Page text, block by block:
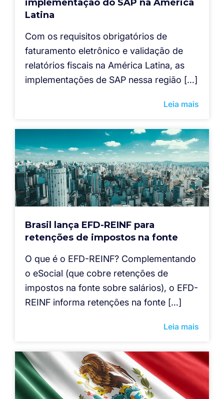
implementação do SAP na América
Latina
Com os requisitos obrigatórios de
faturamento eletrônico e validação de
relatórios fiscais na América Latina, as
implementações de SAP nessa região […]
Leia mais
Brasil lança EFD-REINF para
retenções de impostos na fonte
O que é o EFD-REINF? Complementando
o eSocial (que cobre retenções de
impostos na fonte sobre salários), o EFD-
REINF informa retenções na fonte […]
Leia mais